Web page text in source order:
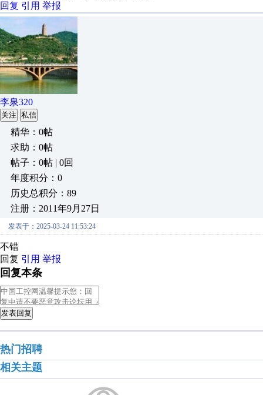
回复 引用 举报
李泉320
关注 私信
精华：0帖
求助：0帖
帖子：0帖 | 0回
年度积分：0
历史总积分：89
注册：2011年9月27日
发表于：2025-03-24 11:53:24
不错
回复 引用 举报
回复本条
发表回复
热门招聘
相关主题